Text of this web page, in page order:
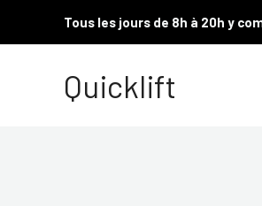
au
Tous les jours de 8h à 20h y
Quicklift